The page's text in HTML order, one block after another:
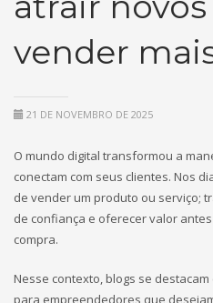
vender
21 DE NOVEMBRO DE 2025
O mundo digital transformou a
conectam com seus clientes. Nos
de vender um produto ou serviço;
de confiança e oferecer valor
compra.
Nesse contexto, blogs se
para empreendedores que